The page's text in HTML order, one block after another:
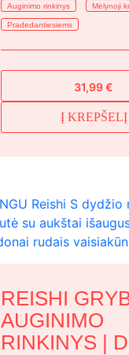
Auginimo rinkinys Mėlynoji
Pradedantiesiems
31,99€
Į KREPŠELĮ
REISHI
AUGINIMO
RINKINYS |